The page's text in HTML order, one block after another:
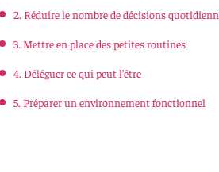
2. Réduire le nombre de décisions
3. Mettre en place des petites routines
4. Déléguer ce qui peut l’être
5. Préparer un environnement fonctionnel